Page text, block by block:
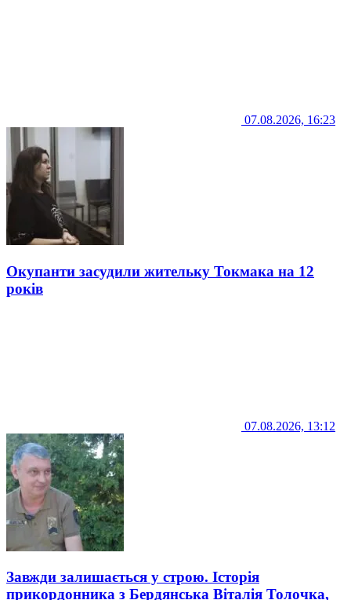
07.08.2026, 16:23
Окупанти засудили жительку Токмака на 12
років
07.08.2026, 13:12
Завжди залишається у строю. Історія
прикордонника з Бердянська Віталія Толочка,